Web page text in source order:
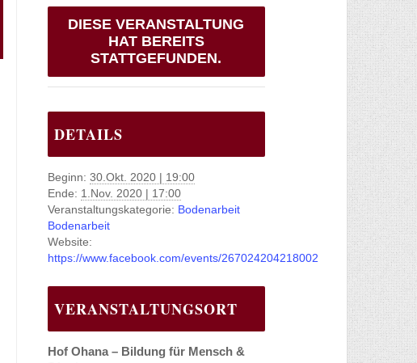
DIESE VERANSTALTUNG
HAT BEREITS
STATTGEFUNDEN.
DETAILS
Beginn: 30.Okt. 2020 | 19:00
Ende: 1.Nov. 2020 | 17:00
Veranstaltungskategorie: Bodenarbeit
Bodenarbeit
Website:
https://www.facebook.com/events/267024204218002
VERANSTALTUNGSORT
Hof Ohana – Bildung für Mensch &